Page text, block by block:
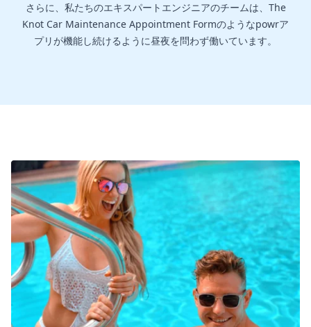
さらに、私たちのエキスパートエンジニアのチームは、The
Knot Car Maintenance Appointment Formのようなpowrア
プリが機能し続けるように昼夜を問わず働いています。